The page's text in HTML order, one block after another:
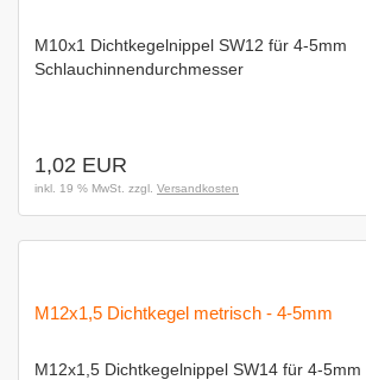
M10x1 Dichtkegelnippel SW12 für 4-5mm
Schlauchinnendurchmesser
1,02 EUR
inkl. 19 % MwSt. zzgl. Versandkosten
M12x1,5 Dichtkegel metrisch - 4-5mm
M12x1,5 Dichtkegelnippel SW14 für 4-5mm